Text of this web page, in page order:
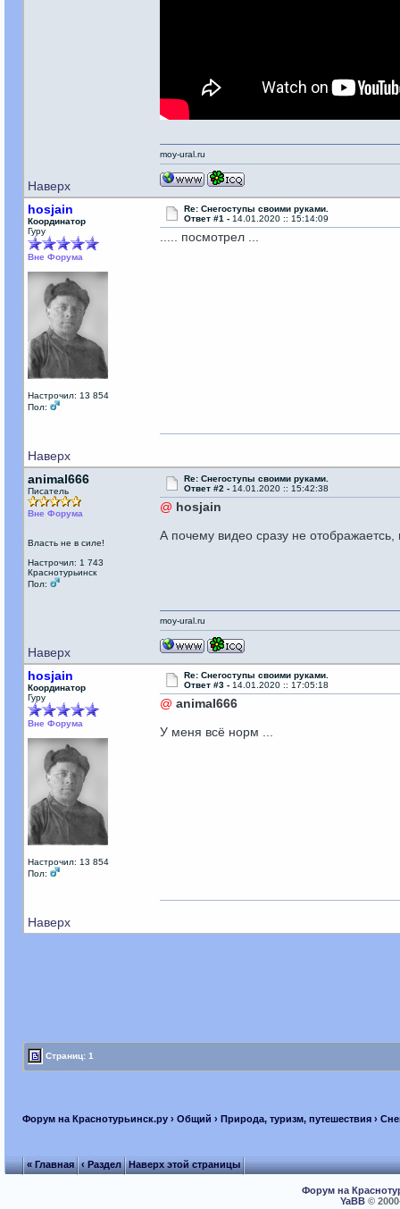
Наверх
moy-ural.ru
hosjain
Координатор
Гуру
Вне Форума
Настрочил: 13 854
Пол:
Re: Снегоступы своими руками.
Ответ #1 - 14.01.2020 :: 15:14:09
..... посмотрел ...
Наверх
animal666
Писатель
Вне Форума
Власть не в силе!
Настрочил: 1 743
Краснотурьинск
Пол:
Re: Снегоступы своими руками.
Ответ #2 - 14.01.2020 :: 15:42:38
@ hosjain
А почему видео сразу не
Наверх
moy-ural.ru
hosjain
Координатор
Гуру
Вне Форума
Настрочил: 13 854
Пол:
Re: Снегоступы своими руками.
Ответ #3 - 14.01.2020 :: 17:05:18
@ animal666
У меня всё норм ...
Наверх
Страниц: 1
Форум на Краснотурьинск.ру› Общий › Природа, туризм, путешествия›
« Главная ‹ Раздел Наверх этой страницы
Форум на
YaBB©